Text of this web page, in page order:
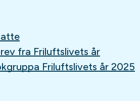
fra Friluftslivets år
Friluftslivets år 2025